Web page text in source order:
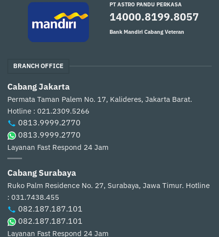
PT ASTRO PANDU PERKASA
14000.8199.8057
Bank Mandiri Cabang Veteran
BRANCH OFFICE
Cabang Jakarta
Permata Taman Palem No. 17, Kalideres, Jakarta Barat.
Hotline : 021.2309.5266
0813.9999.2770
0813.9999.2770
Layanan Fast Respond 24 Jam
Cabang Surabaya
Ruko Palm Residence No. 27, Surabaya, Jawa Timur. Hotline
: 031.7438.455
082.187.187.101
082.187.187.101
Layanan Fast Respond 24 Jam